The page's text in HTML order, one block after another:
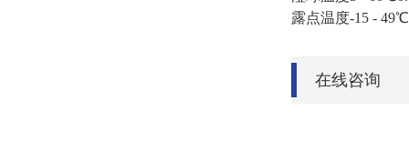
露点温度-15 -
在线咨询